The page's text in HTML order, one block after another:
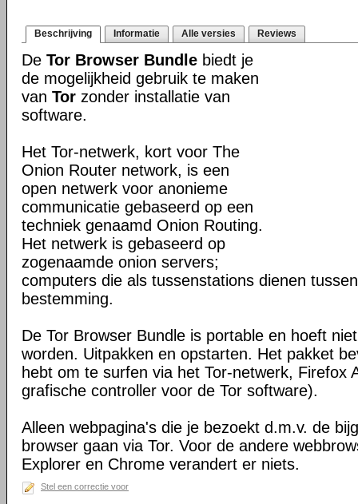
Beschrijving Informatie Alle versies Reviews
De Tor Browser Bundle biedt je
de mogelijkheid gebruik te maken
van Tor zonder installatie van
software.
Het Tor-netwerk, kort voor The
Onion Router network, is een
open netwerk voor anonieme
communicatie gebaseerd op een
techniek genaamd Onion Routing.
Het netwerk is gebaseerd op
zogenaamde onion servers;
computers die als tussenstations dienen
bestemming.
De Tor Browser Bundle is portable en hoeft
worden. Uitpakken en opstarten. Het pakket
hebt om te surfen via het Tor-netwerk, Firefox
grafische controller voor de Tor software).
Alleen webpagina's die je bezoekt d.m.v. de
browser gaan via Tor. Voor de andere
Explorer en Chrome verandert er niets.
Stel een correctie voor